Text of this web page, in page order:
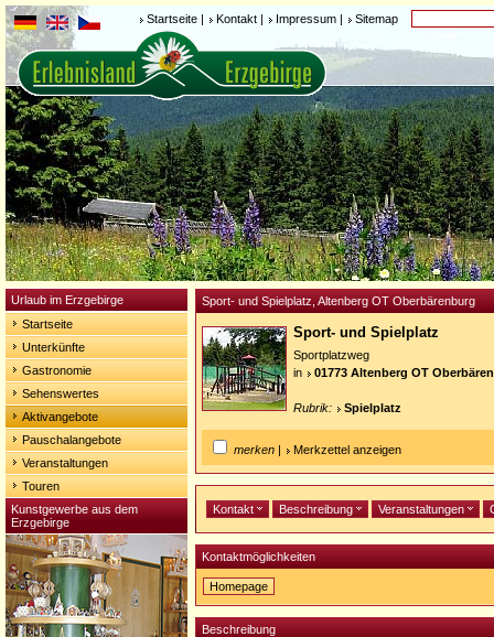
Startseite | Kontakt | Impressum | Sitemap
Urlaub im Erzgebirge
Startseite
Unterkünfte
Gastronomie
Sehenswertes
Aktivangebote
Pauschalangebote
Veranstaltungen
Touren
Kunstgewerbe aus dem
Erzgebirge
Sport- und Spielplatz, Altenberg OT Oberbärenburg
Sport- und Spielplatz
Sportplatzweg
in
01773 Altenberg OT
Rubrik: Spielplatz
merken | Merkzettel anzeigen
Kontakt Beschreibung Veranstaltungen
Kontaktmöglichkeiten
Homepage
Homepage:
http://www.oberbaerenburg.de/iort.htm
Beschreibung